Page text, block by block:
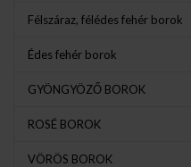
Félszáraz, félédes fehér borok
Édes fehér borok
GYÖNGYÖZŐ BOROK
ROSÉ BOROK
VÖRÖS BOROK